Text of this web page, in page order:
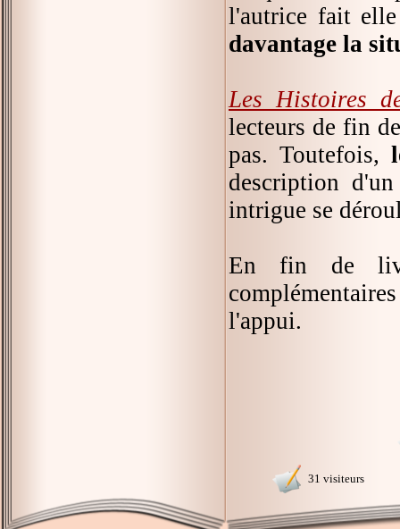
l'autrice fait
davantage la
Les Histoires
lecteurs de fin
pas. Toutefois,
description
intrigue se
En fin de
l'appui.
31 visiteurs